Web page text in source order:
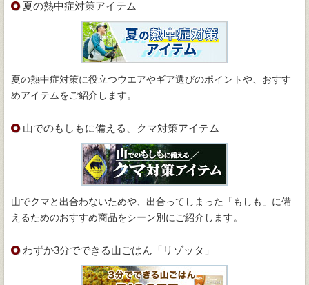
夏の熱中症対策アイテム
夏の熱中症対策に役立つウエアやギア選びのポイントや、おすす
めアイテムをご紹介します。
山でのもしもに備える、クマ対策アイテム
山でクマと出合わないためや、出合ってしまった「もしも」に備
えるためのおすすめ商品をシーン別にご紹介します。
わずか3分でできる山ごはん「リゾッタ」